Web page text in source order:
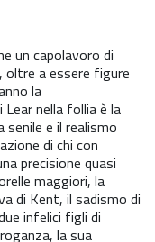
un capolavoro di
a essere figure
la
nella follia è la
senile e il realismo
di chi con
precisione quasi
maggiori, la
di Kent, il sadismo di
infelici figli di
la sua